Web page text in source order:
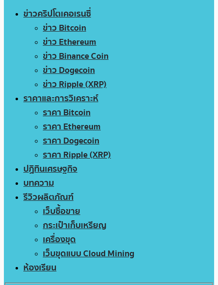
ข่าวคริปโตเคอเรนซี่
ข่าว Bitcoin
ข่าว Ethereum
ข่าว Binance Coin
ข่าว Dogecoin
ข่าว Ripple (XRP)
ราคาและการวิเคราะห์
ราคา Bitcoin
ราคา Ethereum
ราคา Dogecoin
ราคา Ripple (XRP)
ปฏิทินเศรษฐกิจ
บทความ
รีวิวผลิตภัณฑ์
เว็บซื้อขาย
กระเป๋าเก็บเหรียญ
เครื่องขุด
เว็บขุดแบบ Cloud Mining
ห้องเรียน